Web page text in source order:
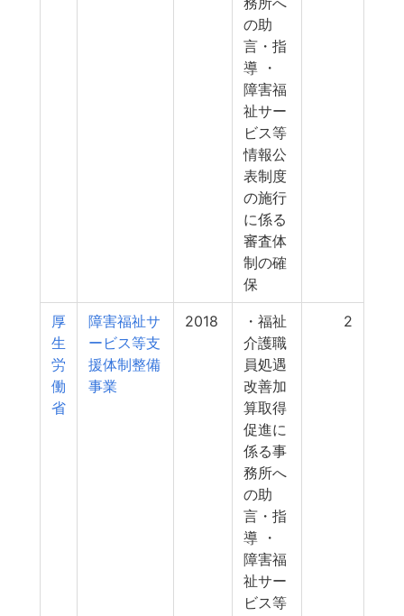
の助
言・指
導 ・
障害福
祉サー
ビス等
情報公
表制度
の施行
に係る
審査体
制の確
保
厚
生
労
働
省
障害福祉サ
ービス等支
援体制整備
事業
2018
・福祉
介護職
員処遇
改善加
算取得
促進に
係る事
務所へ
の助
言・指
導 ・
障害福
祉サー
ビス等
2